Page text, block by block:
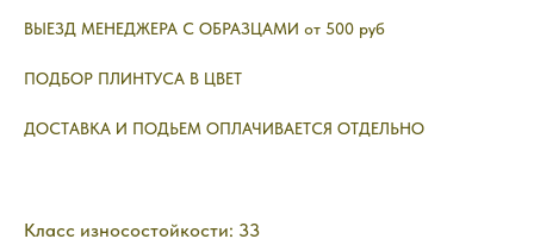
ВЫЕЗД МЕНЕДЖЕРА С ОБРАЗЦАМИ от 500 руб
ПОДБОР ПЛИНТУСА В ЦВЕТ
ДОСТАВКА И ПОДЬЕМ ОПЛАЧИВАЕТСЯ ОТДЕЛЬНО
Класс износостойкости: 33